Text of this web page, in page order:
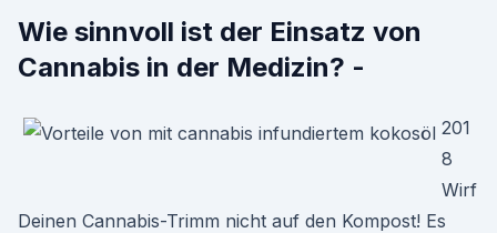
Wie sinnvoll ist der Einsatz von
Cannabis in der Medizin? -
201
8
Wirf
Deinen Cannabis-Trimm nicht auf den Kompost! Es